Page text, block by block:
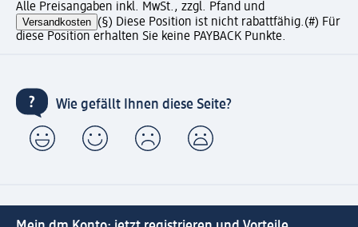
Alle Preisangaben inkl. MwSt., zzgl. Pfand und
Versandkosten (§) Diese Position ist nicht rabattfähig.(#) Für
diese Position erhalten Sie keine PAYBACK Punkte.
Wie gefällt Ihnen diese Seite?